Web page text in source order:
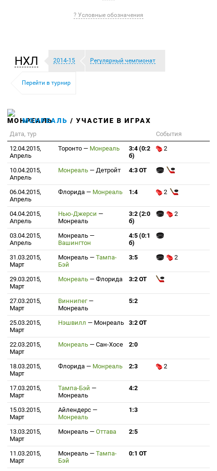
? Условные обозначения
НХЛ 2014-15 Регулярный чемпионат
Перейти в турнир
МОНРЕАЛЬ / УЧАСТИЕ В ИГРАХ
Дата, тур
События
12.04.2015,
Апрель
Торонто — Монреаль
3:4 (0:2
б)
2
10.04.2015,
Апрель
Монреаль — Детройт 4:3 ОТ
06.04.2015,
Апрель
Флорида — Монреаль 1:4 2
04.04.2015,
Апрель
Нью-Джерси —
Монреаль
3:2 (2:0
б)
2
03.04.2015,
Апрель
Монреаль —
Вашингтон
4:5 (0:1
б)
31.03.2015,
Март
Монреаль — Тампа-
Бэй
3:5 2
29.03.2015,
Март
Монреаль — Флорида 3:2 ОТ
27.03.2015,
Март
Виннипег —
Монреаль
5:2
25.03.2015,
Март
Нэшвилл — Монреаль 3:2 ОТ
22.03.2015,
Март
Монреаль — Сан-Хосе 2:0
18.03.2015,
Март
Флорида — Монреаль 2:3 2
17.03.2015,
Март
Тампа-Бэй —
Монреаль
4:2
15.03.2015,
Март
Айлендерс —
Монреаль
1:3
13.03.2015,
Март
Монреаль — Оттава 2:5
11.03.2015,
Март
Монреаль — Тампа-
Бэй
0:1 ОТ